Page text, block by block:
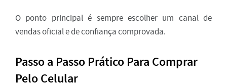
O ponto principal é sempre escolher um canal de
vendas oficial e de confiança comprovada.
Passo a Passo Prático Para Comprar
Pelo Celular